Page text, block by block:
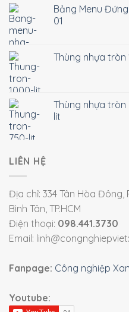
Bảng Menu
01
Thùng nhựa tròn
Thùng nhựa tròn
lít
LIÊN HỆ
Địa chỉ: 334 Tân Hòa Đông,
Bình Tân, TP.HCM
Điện thoại: 098.441.3730
Email:
Fanpage: Công nghiệp
Youtube: